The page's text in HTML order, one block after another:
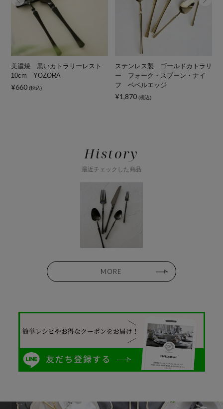
美濃焼 黒いカトラリーレスト
10cm YOZORA
¥660 (税込)
ステンレス製 ゴールドカトラリ
ー フォーク・スプーン・ナイ
フ ベベルエッジ
¥1,870 (税込)
History
最近チェックした商品
MORE